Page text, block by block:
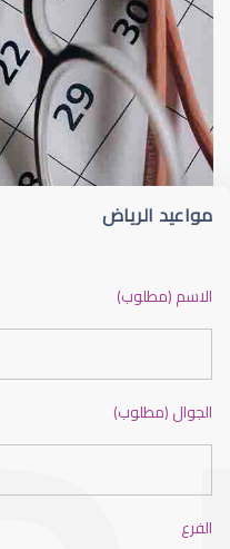
قلوبال لرعاية العين ضعف نظر
ضعف نظر الاطفال
مواعيد الرياض
الاسم (مطلوب)
الجوال (مطلوب)
الفرع